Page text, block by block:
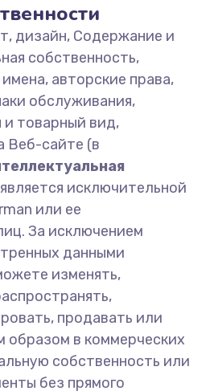
дизайн, Содержание и
собственность,
авторские права,
обслуживания,
и товарный вид,
Веб-сайте (в
исключительной
или ее
За исключением
данными
изменять,
продавать или
образом в коммерческих
собственность или
без прямого